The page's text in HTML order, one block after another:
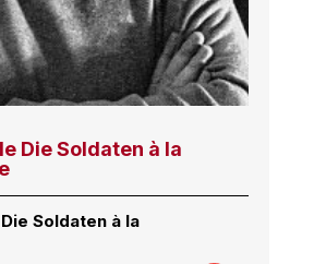
Die Soldaten à la
Soldaten à la